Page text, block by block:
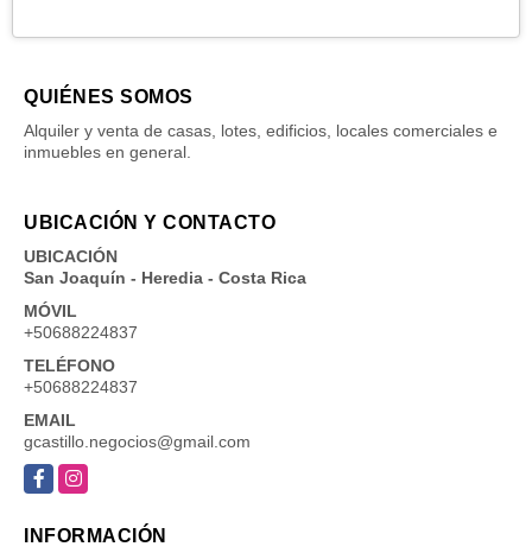
QUIÉNES SOMOS
Alquiler y venta de casas, lotes, edificios, locales comerciales e
inmuebles en general.
UBICACIÓN Y CONTACTO
UBICACIÓN
San Joaquín - Heredia - Costa Rica
MÓVIL
+50688224837
TELÉFONO
+50688224837
EMAIL
gcastillo.negocios@gmail.com